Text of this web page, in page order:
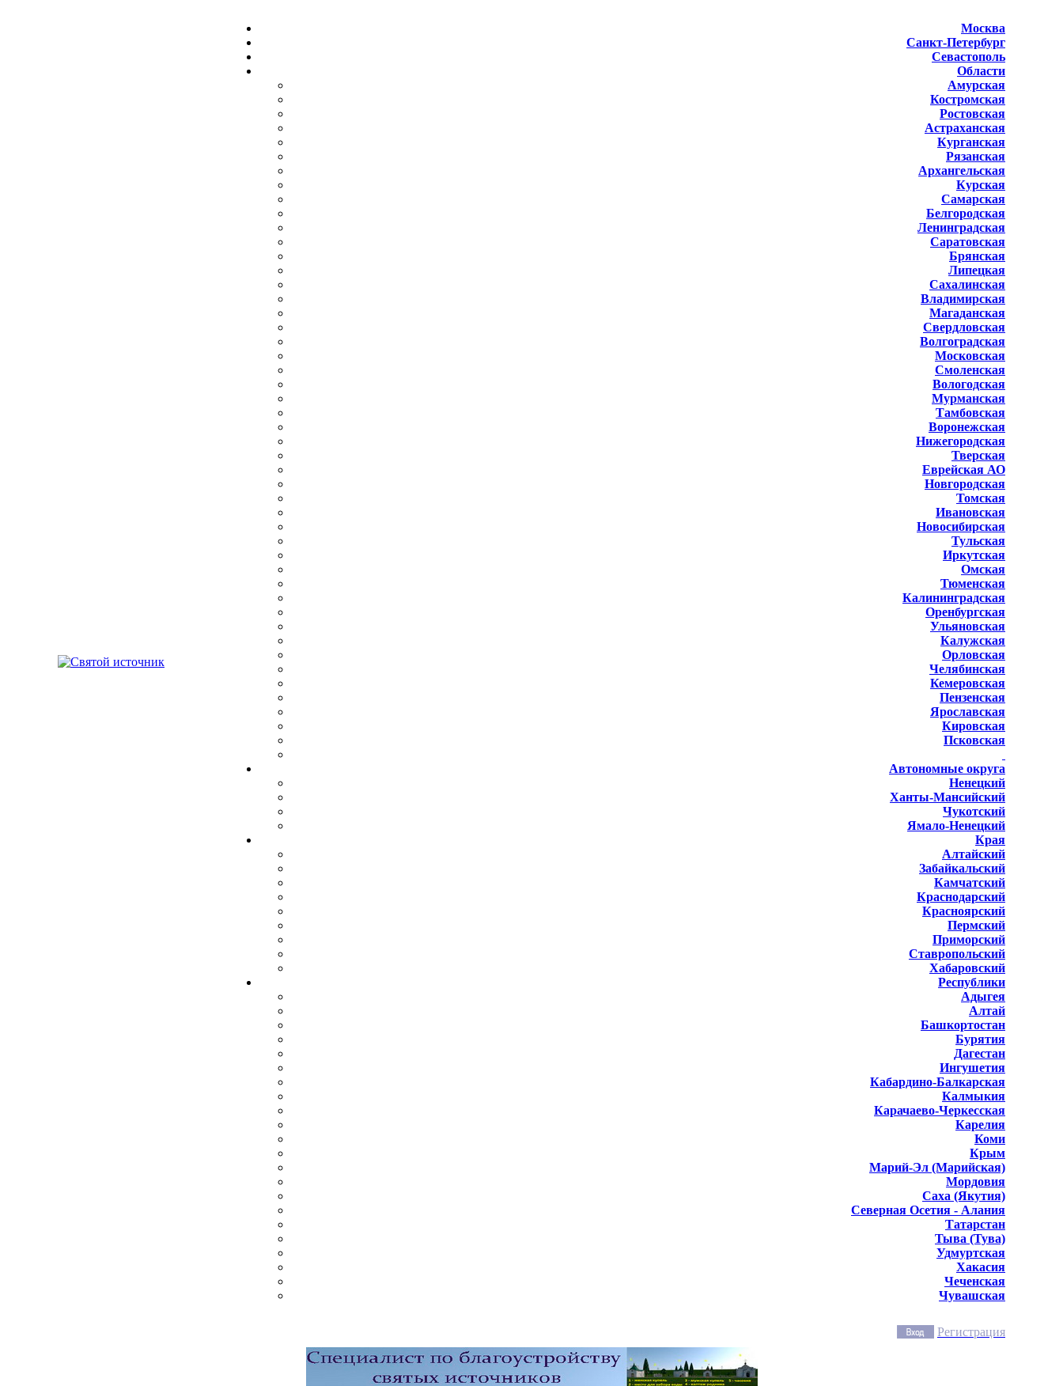
Москва
Санкт-Петербург
Севастополь
Области
Амурская
Костромская
Ростовская
Астраханская
Курганская
Рязанская
Архангельская
Курская
Самарская
Белгородская
Ленинградская
Саратовская
Брянская
Липецкая
Сахалинская
Владимирская
Магаданская
Свердловская
Волгоградская
Московская
Смоленская
Вологодская
Мурманская
Тамбовская
Воронежская
Нижегородская
Тверская
Еврейская АО
Новгородская
Томская
Ивановская
Новосибирская
Тульская
Иркутская
Омская
Тюменская
Калининградская
Оренбургская
Ульяновская
Калужская
Орловская
Челябинская
Кемеровская
Пензенская
Ярославская
Кировская
Псковская
Автономные округа
Ненецкий
Ханты-Мансийский
Чукотский
Ямало-Ненецкий
Края
Алтайский
Забайкальский
Камчатский
Краснодарский
Красноярский
Пермский
Приморский
Ставропольский
Хабаровский
Республики
Адыгея
Алтай
Башкортостан
Бурятия
Дагестан
Ингушетия
Кабардино-Балкарская
Калмыкия
Карачаево-Черкесская
Карелия
Коми
Крым
Марий-Эл (Марийская)
Мордовия
Саха (Якутия)
Северная Осетия - Алания
Татарстан
Тыва (Тува)
Удмуртская
Хакасия
Чеченская
Чувашская
Регистрация